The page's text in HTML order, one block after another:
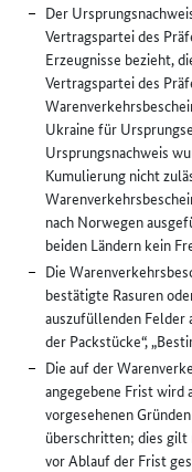
Der
Vertragspartei des
Erzeugnisse bezieht,
Vertragspartei des
Ukraine für
Ursprungsnachweis
Kumulierung nicht
nach Norwegen
beiden Ländern kein
Die
bestätigte Rasuren
auszufüllenden Felder
der Packstücke“,
Die auf der
angegebene Frist wird
vorgesehenen
überschritten; dies gilt
vor Ablauf der Frist